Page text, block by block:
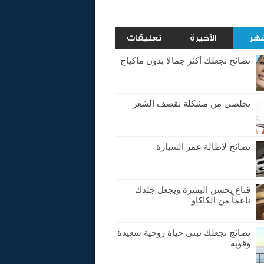
الأخيرة تعليقات
نصائح تجعلك أكثر جمالا بدون ماكياج
تخلصى من مشكلة تقصف الشعر
نصائح لإطالة عمر السيارة
قناع يحسن البشرة ويجعل جلدك
ناعماً من الكاكاو
نصائج تجعلك تبنى حياة زوجية سعيدة
وقوية